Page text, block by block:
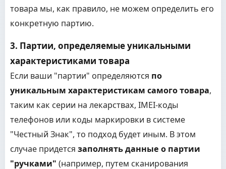
товара мы, как правило, не можем определить его
конкретную партию.
3. Партии, определяемые уникальными
характеристиками товара
Если ваши "партии" определяются по
уникальным характеристикам самого товара,
таким как серии на лекарствах, IMEI-коды
телефонов или коды маркировки в системе
"Честный Знак", то подход будет иным. В этом
случае придется заполнять данные о партии
"ручками" (например, путем сканирования